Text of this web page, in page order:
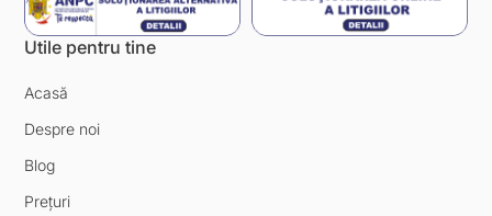
Utile pentru tine
Acasă
Despre noi
Blog
Prețuri